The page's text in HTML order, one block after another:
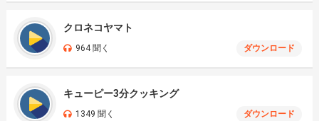
クロネコヤマト
964 聞く ダウンロード
キューピー3分クッキング
1349 聞く ダウンロード